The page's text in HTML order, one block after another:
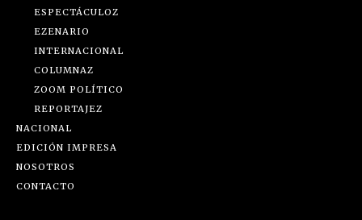
ESPECTÁCULOZ
EZENARIO
INTERNACIONAL
COLUMNAZ
ZOOM POLÍTICO
REPORTAJEZ
NACIONAL
EDICIÓN IMPRESA
NOSOTROS
CONTACTO